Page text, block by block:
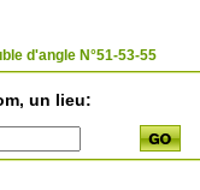
d'angle N°51-53-55
un lieu: